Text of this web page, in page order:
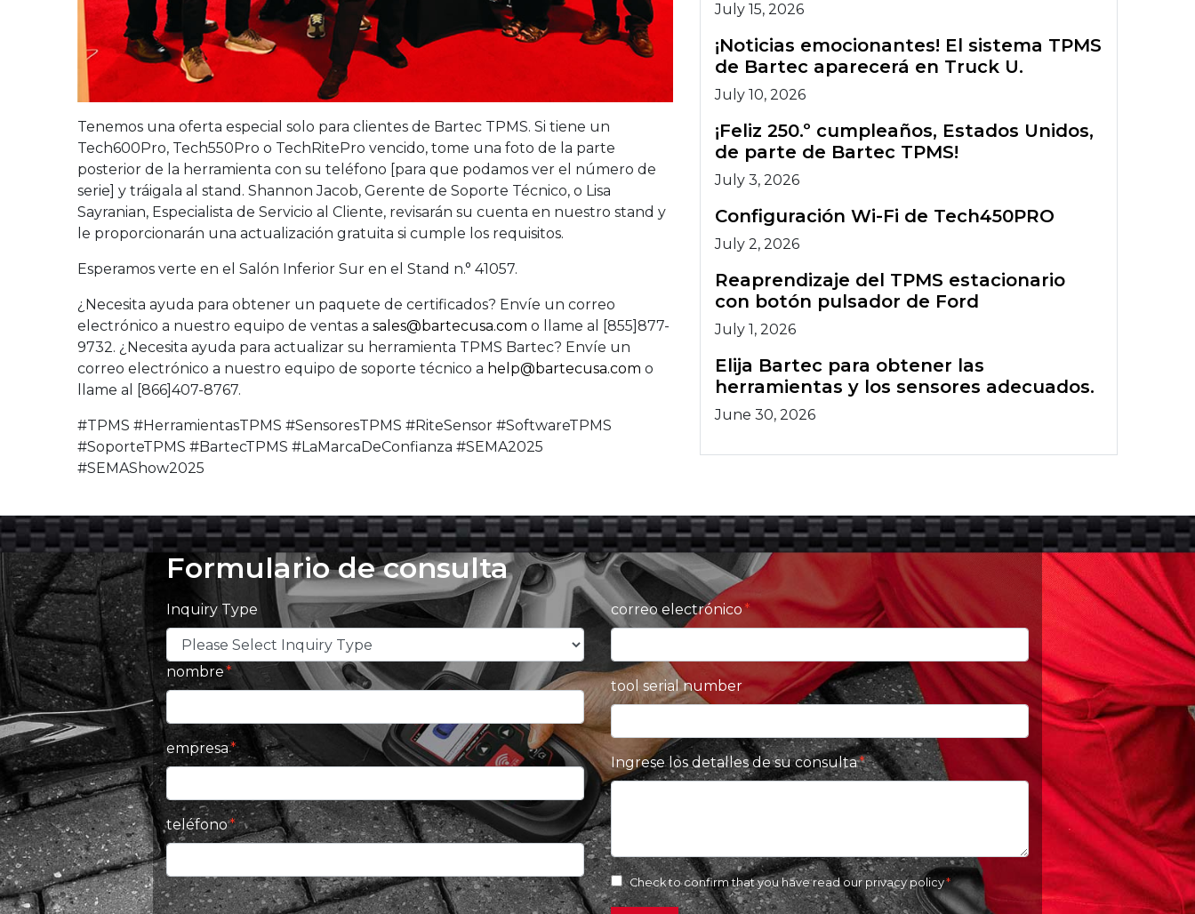
Tenemos una oferta especial solo para clientes de Bartec TPMS. Si tiene un
Tech600Pro, Tech550Pro o TechRitePro vencido, tome una foto de la parte
posterior de la herramienta con su teléfono [para que podamos ver el número de
serie] y tráigala al stand. Shannon Jacob, Gerente de Soporte Técnico, o Lisa
Sayranian, Especialista de Servicio al Cliente, revisarán su cuenta en nuestro stand y
le proporcionarán una actualización gratuita si cumple los requisitos.
Esperamos verte en el Salón Inferior Sur en el Stand n.° 41057.
¿Necesita ayuda para obtener un paquete de certificados? Envíe un correo
electrónico a nuestro equipo de ventas a sales@bartecusa.com o llame al [855]877-
9732. ¿Necesita ayuda para actualizar su herramienta TPMS Bartec? Envíe un
correo electrónico a nuestro equipo de soporte técnico a help@bartecusa.com o
llame al [866]407-8767.
#TPMS #HerramientasTPMS #SensoresTPMS #RiteSensor #SoftwareTPMS
#SoporteTPMS #BartecTPMS #LaMarcaDeConfianza #SEMA2025
#SEMAShow2025
July 15, 2026
¡Noticias emocionantes! El sistema TPMS
de Bartec aparecerá en Truck U.
July 10, 2026
¡Feliz 250.º cumpleaños, Estados Unidos,
de parte de Bartec TPMS!
July 3, 2026
Configuración Wi-Fi de Tech450PRO
July 2, 2026
Reaprendizaje del TPMS estacionario
con botón pulsador de Ford
July 1, 2026
Elija Bartec para obtener las
herramientas y los sensores adecuados.
June 30, 2026
Formulario de consulta
Inquiry Type
nombre
empresa
teléfono
correo electrónico
tool serial number
Ingrese los detalles de su consulta
Check to confirm that you have read ourprivacy policy